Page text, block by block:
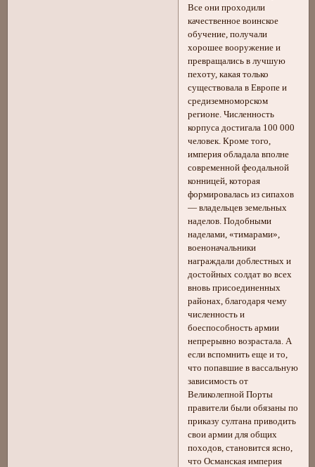
Все они проходили
качественное воинское
обучение, получали
хорошее вооружение и
превращались в лучшую
пехоту, какая только
существовала в Европе и
средиземноморском
регионе. Численность
корпуса достигала 100 000
человек. Кроме того,
империя обладала вполне
современной феодальной
конницей, которая
формировалась из сипахов
— владельцев земельных
наделов. Подобными
наделами, «тимарами»,
военоначальники
награждали доблестных и
достойных солдат во всех
вновь присоединенных
районах, благодаря чему
численность и
боеспособность армии
непрерывно возрастала. А
если вспомнить еще и то,
что попавшие в вассальную
зависимость от
Великолепной Порты
правители были обязаны по
приказу султана приводить
свои армии для общих
походов, становится ясно,
что Османская империя